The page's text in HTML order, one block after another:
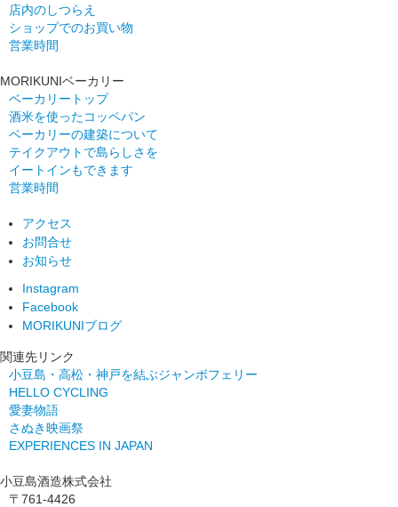
店内のしつらえ
ショップでのお買い物
営業時間
MORIKUNIベーカリー
ベーカリートップ
酒米を使ったコッペパン
ベーカリーの建築について
テイクアウトで島らしさを
イートインもできます
営業時間
アクセス
お問合せ
お知らせ
Instagram
Facebook
MORIKUNIブログ
関連先リンク
小豆島・高松・神戸を結ぶジャンボフェリー
HELLO CYCLING
愛妻物語
さぬき映画祭
EXPERIENCES IN JAPAN
小豆島酒造株式会社
〒761-4426